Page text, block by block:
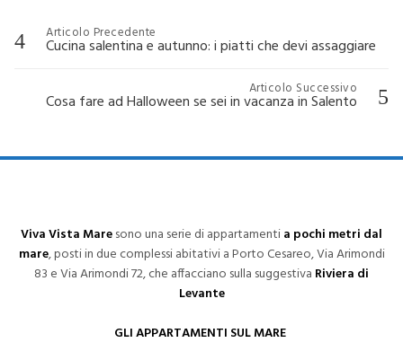
Navigazione
Articolo Precedente
Cucina salentina e autunno: i piatti che devi assaggiare
Articolo Successivo
Cosa fare ad Halloween se sei in vacanza in Salento
Viva Vista Maresono una serie di appartamentia pochi metri dal
mare, posti in due complessi abitativi a Porto Cesareo, Via Arimondi
83 e Via Arimondi 72, che affacciano sulla suggestiva Riviera di
Levante
GLI APPARTAMENTI SUL MARE